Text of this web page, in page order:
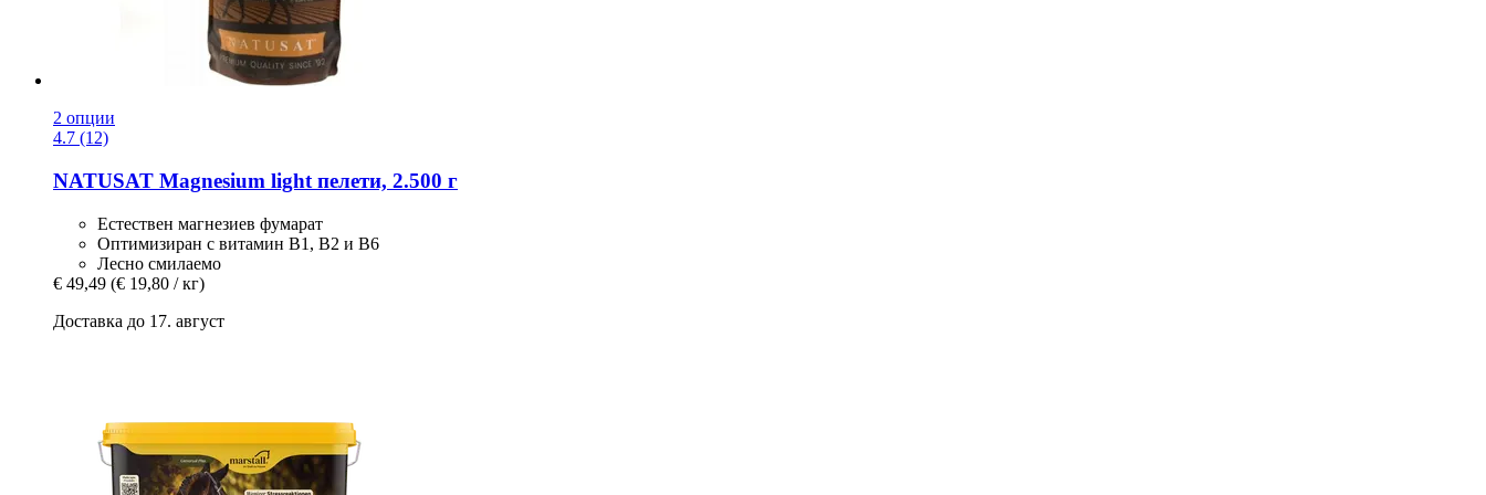
2 опции
4.7 (12)
NATUSAT Magnesium light пелети, 2.500 г
Естествен магнезиев фумарат
Оптимизиран с витамин В1, В2 и В6
Лесно смилаемо
€ 49,49 (€ 19,80 / кг)
Доставка до 17. август